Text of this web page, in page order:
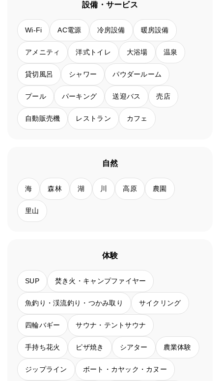
設備・サービス
Wi-Fi AC電源 冷房設備 暖房設備
アメニティ 洋式トイレ 大浴場 温泉
貸切風呂 シャワー パウダールーム
プール パーキング 送迎バス 売店
自動販売機 レストラン カフェ
自然
海 森林 湖 川 高原 農園
里山
体験
SUP 焚き火・キャンプファイヤー
魚釣り・渓流釣り・つかみ取り サイクリング
四輪バギー サウナ・テントサウナ
手持ち花火 ピザ焼き シアター 農業体験
ジップライン ボート・カヤック・カヌー